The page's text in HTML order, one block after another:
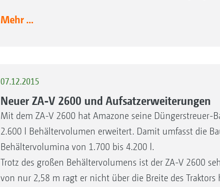
Mehr ...
07.12.2015
Neuer ZA-V 2600 und Aufsatzerweiterungen
Mit dem ZA-V 2600 hat Amazone seine Düngerstreuer-
2.600 l Behältervolumen erweitert. Damit umfasst die
Behältervolumina von 1.700 bis 4.200 l.
Trotz des großen Behältervolumens ist der ZA-V 2600
von nur 2,58 m ragt er nicht über die Breite des